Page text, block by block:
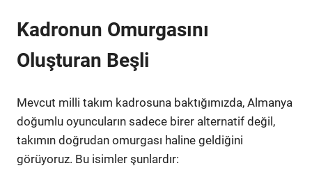
Kadronun Omurgasını
Oluşturan Beşli
Mevcut milli takım kadrosuna baktığımızda, Almanya
doğumlu oyuncuların sadece birer alternatif değil,
takımın doğrudan omurgası haline geldiğini
görüyoruz. Bu isimler şunlardır: